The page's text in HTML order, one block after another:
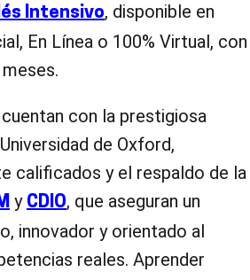
Intensivo, disponible en
En Línea o 100% Virtual, con
con la prestigiosa
de Oxford,
calificados y el respaldo de la
y CDIO, que aseguran un
innovador y orientado al
reales. Aprender